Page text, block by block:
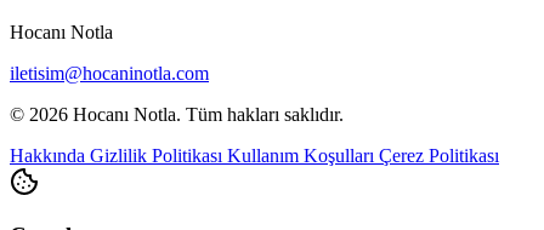
Hocanı Notla
iletisim@hocaninotla.com
© 2026 Hocanı Notla. Tüm hakları saklıdır.
Hakkında Gizlilik Politikası Kullanım Koşulları Çerez Politikası